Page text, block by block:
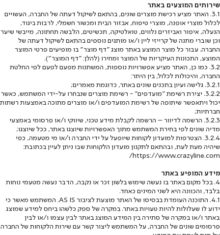
שירותים המוצעים באתר
3.1. האתר מציע רכישת מוצרים שונים, בהתאם לשיקול דעתה של החברה, העשויים
לכלול מוצרי אופנה, מוצרי טיפוח, אבזור הבית ומכשור חשמלי, לרבות ביגוד,
הנעלה, איפור ואביזרים נלווים, טואלטיקה, תכשיטים, הלבשה תחתונה, מייבשי שיער
וכן שוברי מתנה של קרייזי ליין ו/או מותגים נוספים בהתאם לשיקול דעתה של
החברה. עבור כל מוצר המוצע באתר מוצג "דף מוצר" בו מופיעים פרטי המוצר
המוצע, התכונות העיקריות של המוצר ומחירו (להלן: "דף המוצר").
3.2. כמו כן, האתר מציע אפשרויות נוספות, המשתנות מפעם לפעם לפי החלטת
החברה, והיכולות לכלול, בין היתר:
3.2.1. גלישה ועיון בתכנים שונים באתר, כדוגמת מאמרים;
3.2.2. יצירת רשימת "מועדפים" - רשימת מוצרים שנבחרו על-ידי המשתמש, כאשר
יכול ויתאפשר שיתופה של רשימת המועדפים ו/או מוצרים מתוכה באמצעות רשתות
חברתיות;
3.2.3. הרשמה לדיוור – הרשמה לקבלת מידע טכני, שיווקי ו/או פרסומי באמצעי
מדיה שונים לפי בחירת המשתמש מתוך האפשרויות שיוצגו באתר, ככל שיוצגו;
3.2.4. הצטרפות למועדון לקוחות שיופעל על ידי החברה ו/או מי מטעמה, כפי
שיהיה מעת לעת, ובהתאם לתקנון מועדון הלקוחות שבו ניתן לעיין בכתובת:
https://www.crazyline.com/
מידע המופיע באתר
4. בכל מקום באתר בו נעשה שימוש בלשון זכר או נקבה, הדבר נעשה מטעמי נוחות
בלבד, והכוונה היא לשני המינים כאחד.
4.1. התוכנה העומדת בבסיסו של האתר מוצעת לציבור AS IS. המשתמש מאשר כי
ידוע לו שעלולות להיות טעויות באתר. במקרה של ספק כלשהו ביחס למידע שמוצג
באתר ו/או במקרה של סתירה בין המידע המוצג באתר לבין עצמו ו/או לבין
פרסומים שונים של החברה, על המשתמש ליצור קשר עם שירות הלקוחות של החברה